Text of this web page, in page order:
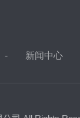
新闻中心